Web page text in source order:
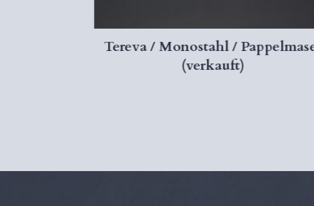
Tereva / Monostahl /
(verkauft)